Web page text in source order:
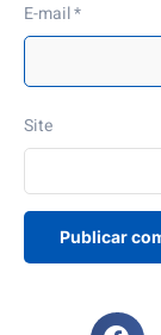
E-mail*
Site